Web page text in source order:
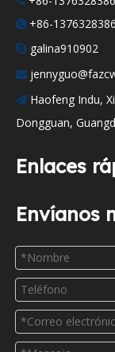
 +86-
 galina910902

 Haofeng Indu,
Dongguan,
Enlaces
Envíanos